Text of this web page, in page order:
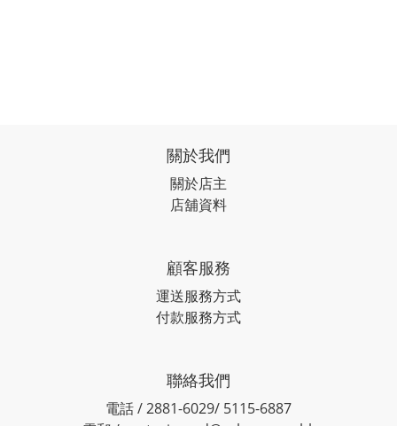
關於我們
關於店主
店舖資料
顧客服務
運送服務方式
付款服務方式
聯絡我們
電話 / 2881-6029/ 5115-6887